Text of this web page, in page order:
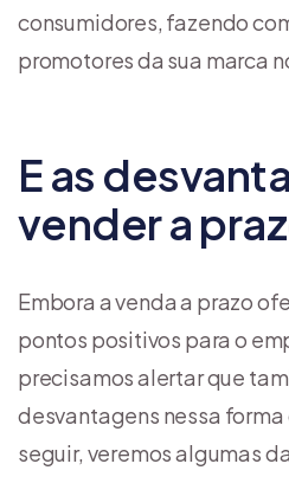
consumidores, fazendo
promotores da sua marca
E as
vender a
Embora a venda a prazo
pontos positivos para o
precisamos alertar que
desvantagens nessa
seguir, veremos algumas